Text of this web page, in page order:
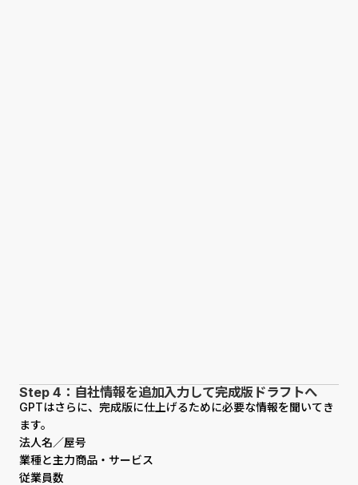
Step 4：自社情報を追加入力して完成版ドラフトへ
GPTはさらに、完成版に仕上げるために必要な情報を聞いてき
ます。
法人名／屋号
業種と主力商品・サービス
従業員数